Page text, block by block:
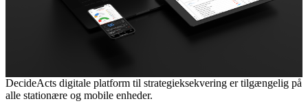
DecideActs digitale platform til strategieksekvering er tilgængelig på
alle stationære og mobile enheder.